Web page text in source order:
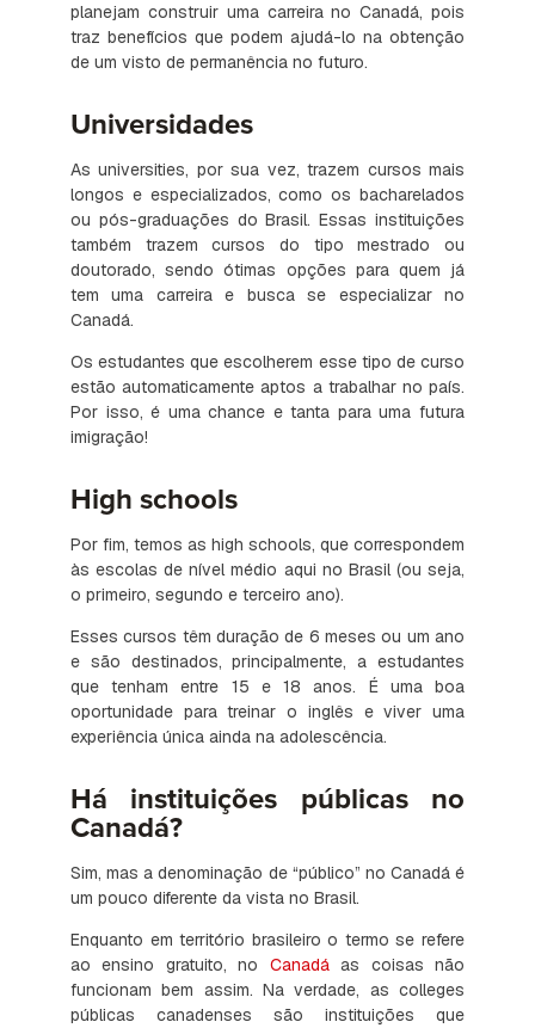
planejam construir uma carreira no Canadá, pois
traz benefícios que podem ajudá-lo na obtenção
de um visto de permanência no futuro.
Universidades
As universities, por sua vez, trazem cursos mais
longos e especializados, como os bacharelados
ou pós-graduações do Brasil. Essas instituições
também trazem cursos do tipo mestrado ou
doutorado, sendo ótimas opções para quem já
tem uma carreira e busca se especializar no
Canadá.
Os estudantes que escolherem esse tipo de curso
estão automaticamente aptos a trabalhar no país.
Por isso, é uma chance e tanta para uma futura
imigração!
High schools
Por fim, temos as high schools, que correspondem
às escolas de nível médio aqui no Brasil (ou seja,
o primeiro, segundo e terceiro ano).
Esses cursos têm duração de 6 meses ou um ano
e são destinados, principalmente, a estudantes
que tenham entre 15 e 18 anos. É uma boa
oportunidade para treinar o inglês e viver uma
experiência única ainda na adolescência.
Há instituições públicas no
Canadá?
Sim, mas a denominação de “público” no Canadá é
um pouco diferente da vista no Brasil.
Enquanto em território brasileiro o termo se refere
ao ensino gratuito, no Canadáas coisas não
funcionam bem assim. Na verdade, as colleges
públicas canadenses são instituições que